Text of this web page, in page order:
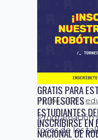
2 junio, 2021
ESTUDIANTES
INSCRIBIRSE EN
NACIONAL DE
ROBOTIC FEST:
GRATIS PARA
PROFESORES
Programación
focos de los